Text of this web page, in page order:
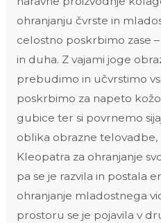
ohranjanju čvrste in
celostno poskrbimo zase
in duha. Z vajami joge
prebudimo in učvrstimo
poskrbimo za napeto
gubice ter si povrnemo
oblika obrazne telovadbe,
Kleopatra za ohranjanje
pa se je razvila in postala
ohranjanje mladostnega
prostoru se je pojavila v